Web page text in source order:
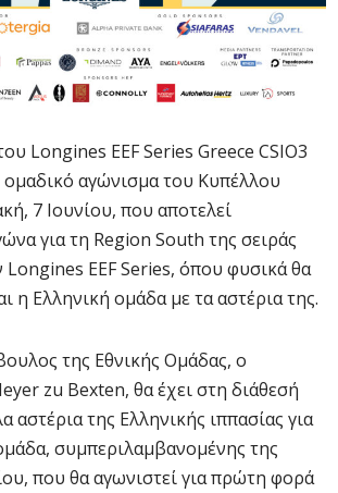
Longines EEF Series Greece CSIO3
αγώνισμα του Κυπέλλου
7 Ιουνίου, που αποτελεί
για τη Region South της σειράς
EEF Series, όπου φυσικά θα
η Ελληνική ομάδα με τα αστέρια της.
της Εθνικής Ομάδας, ο
zu Bexten, θα έχει στη διάθεσή
αστέρια της Ελληνικής ιππασίας για
συμπεριλαμβανομένης της
που θα αγωνιστεί για πρώτη φορά